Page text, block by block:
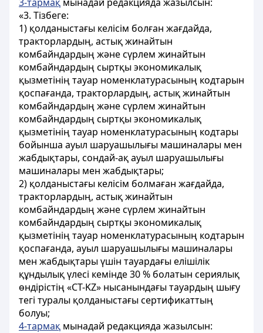
«3. Тізбеге:
1) қолданыстағы келісім болған жағдайда,
тракторлардың, астық жинайтын
комбайндардың және сүрлем жинайтын
комбайндардың сыртқы экономикалық
қызметінің тауар номенклатурасының кодтарын
қоспағанда, тракторлардың, астық жинайтын
комбайндардың және сүрлем жинайтын
комбайндардың сыртқы экономикалық
қызметінің тауар номенклатурасының кодтары
бойынша ауыл шаруашылығы машиналары мен
жабдықтары, сондай-ақ ауыл шаруашылығы
машиналары мен жабдықтары;
2) қолданыстағы келісім болмаған жағдайда,
тракторлардың, астық жинайтын
комбайндардың және сүрлем жинайтын
комбайндардың сыртқы экономикалық
қызметінің тауар номенклатурасының кодтарын
қоспағанда, ауыл шаруашылығы машиналары
мен жабдықтары үшін тауардағы елішілік
құндылық үлесі кемінде 30 % болатын сериялық
өндірістің «СТ-KZ» нысанындағы тауардың шығу
тегі туралы қолданыстағы сертификаттың
болуы;
4-тармақ мынадай редакцияда жазылсын: